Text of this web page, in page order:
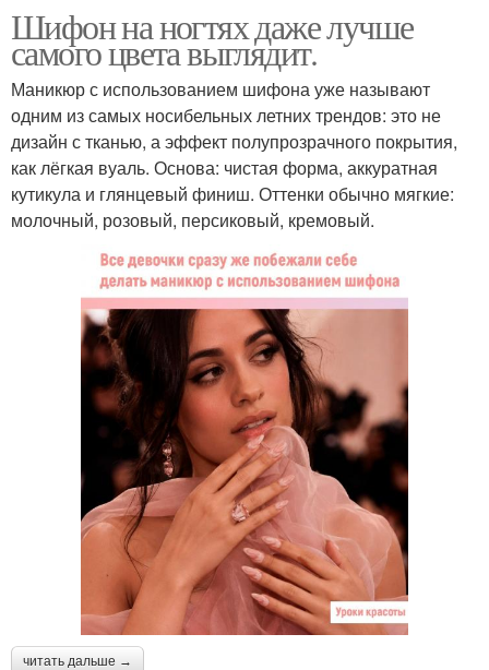
Шифон на ногтях даже лучше
самого цвета выглядит.
Маникюр с использованием шифона уже называют
одним из самых носибельных летних трендов: это не
дизайн с тканью, а эффект полупрозрачного покрытия,
как лёгкая вуаль. Основа: чистая форма, аккуратная
кутикула и глянцевый финиш. Оттенки обычно мягкие:
молочный, розовый, персиковый, кремовый.
читать дальше →